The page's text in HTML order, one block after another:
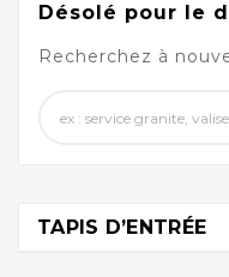
Désolé pour le
Recherchez à
TAPIS D’ENTRÉE